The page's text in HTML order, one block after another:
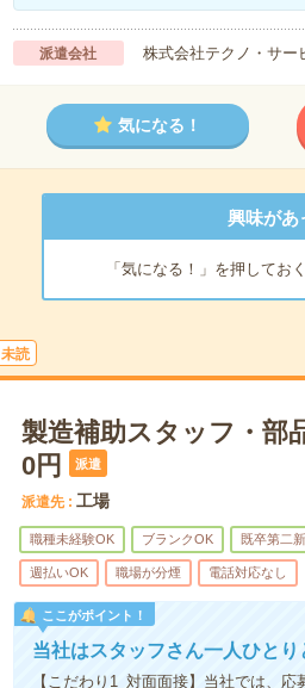
派遣会社 株式会社テクノ・サー
気になる！
興味があ
「気になる！」を押してお
未読
製造補助スタッフ・部
0円
派遣
派遣先 工場
職種未経験OK ブランクOK 既卒第二
週払いOK 職場が分煙 電話対応なし
ここがポイント！
当社はスタッフさん一人ひと
【こだわり1_対面面接】当社では、